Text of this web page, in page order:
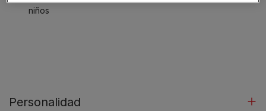
niños
Personalidad